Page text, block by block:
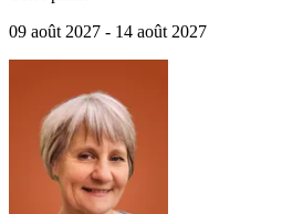
09 août 2027 - 14 août 2027